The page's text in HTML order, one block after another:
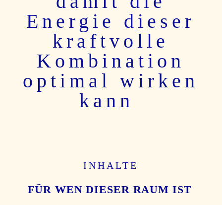
Energie dieser
kraftvolle
Kombination
optimal wirken
kann
INHALTE
FÜR WEN DIESER RAUM IST